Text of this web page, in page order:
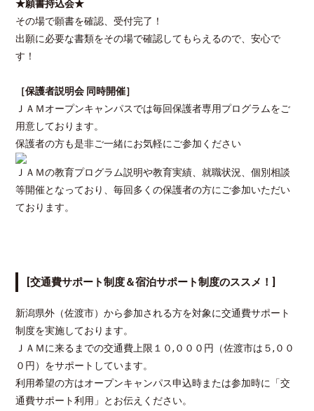
★願書持込会★
その場で願書を確認、受付完了！
出願に必要な書類をその場で確認してもらえるので、安心で
す！
［保護者説明会 同時開催］
ＪＡＭオープンキャンパスでは毎回保護者専用プログラムをご
用意しております。
保護者の方も是非ご一緒にお気軽にご参加ください
ＪＡＭの教育プログラム説明や教育実績、就職状況、個別相談
等開催となっており、毎回多くの保護者の方にご参加いただい
ております。
[交通費サポート制度＆宿泊サポート制度のススメ！]
新潟県外（佐渡市）から参加される方を対象に交通費サポート
制度を実施しております。
ＪＡＭに来るまでの交通費上限１０,０００円（佐渡市は５,００
０円）をサポートしています。
利用希望の方はオープンキャンパス申込時または参加時に「交
通費サポート利用」とお伝えください。